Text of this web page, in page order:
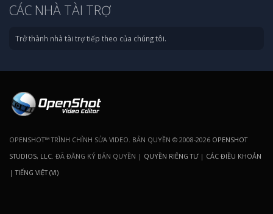
CÁC NHÀ TÀI TRỢ
Trở thành nhà tài trợ tiếp theo của chúng tôi.
OPENSHOT™ TRÌNH CHỈNH SỬA VIDEO. BẢN QUYỀN © 2008-2026 OPENSHOT
STUDIOS, LLC . ĐÃ ĐĂNG KÝ BẢN QUYỀN | QUYỀN RIÊNG TƯ| CÁC ĐIỀU KHOẢN
|TIẾNG VIỆT (VI)